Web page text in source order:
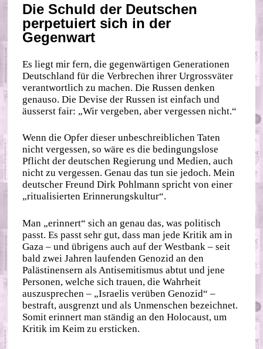
Die Schuld der Deutschen
perpetuiert sich in der
Gegenwart
Es liegt mir fern, die gegenwärtigen Generationen
Deutschland für die Verbrechen ihrer Urgrossväter
verantwortlich zu machen. Die Russen denken
genauso. Die Devise der Russen ist einfach und
äusserst fair: „Wir vergeben, aber vergessen nicht.“
Wenn die Opfer dieser unbeschreiblichen Taten
nicht vergessen, so wäre es die bedingungslose
Pflicht der deutschen Regierung und Medien, auch
nicht zu vergessen. Genau das tun sie jedoch. Mein
deutscher Freund Dirk Pohlmann spricht von einer
„ritualisierten Erinnerungskultur“.
Man „erinnert“ sich an genau das, was politisch
passt. Es passt sehr gut, dass man jede Kritik am in
Gaza – und übrigens auch auf der Westbank – seit
bald zwei Jahren laufenden Genozid an den
Palästinensern als Antisemitismus abtut und jene
Personen, welche sich trauen, die Wahrheit
auszusprechen – „Israelis verüben Genozid“ –
bestraft, ausgrenzt und als Unmenschen bezeichnet.
Somit erinnert man ständig an den Holocaust, um
Kritik im Keim zu ersticken.